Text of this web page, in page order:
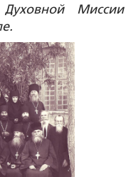
Миссии